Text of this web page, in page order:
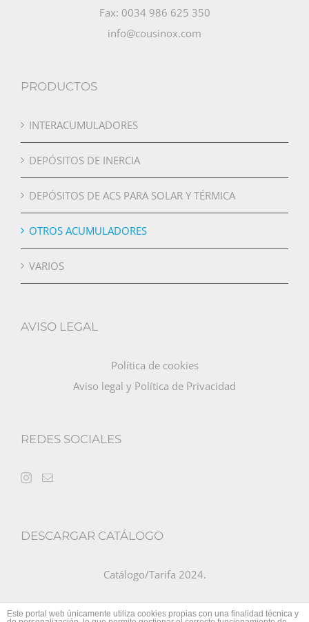
Fax: 0034 986 625 350
info@cousinox.com
PRODUCTOS
INTERACUMULADORES
DEPÓSITOS DE INERCIA
DEPÓSITOS DE ACS PARA SOLAR Y TÉRMICA
OTROS ACUMULADORES
VARIOS
AVISO LEGAL
Política de cookies
Aviso legal y Política de Privacidad
REDES SOCIALES
DESCARGAR CATÁLOGO
Catálogo/Tarifa 2024.
Este portal web únicamente utiliza cookies propias con una finalidad técnica y